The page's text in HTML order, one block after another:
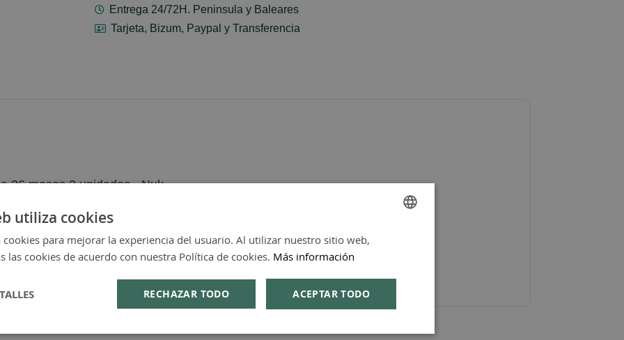
Entrega 24/72H. Peninsula y Baleares
Tarjeta, Bizum, Paypal y Transferencia
36 meses 2 unidades - Nuk
utiliza cookies
cookies para mejorar la experiencia del usuario. Al utilizar nuestro sitio web,
las cookies de acuerdo con nuestra Política de cookies. Más información
ACEPTAR TODO
RECHAZAR TODO